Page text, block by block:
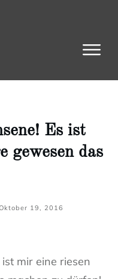
Es ist
gewesen das
19, 2016
mir eine riesen